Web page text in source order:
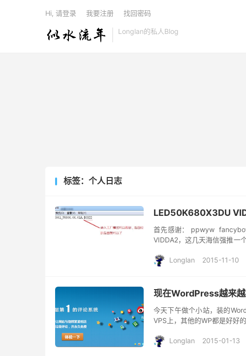
Longlan的私人Blog
Hi, 请登录 我要注册 找回密码
标签：个人日志
LED50K680X3DU
首先感谢： ppwyw
VIDDA2，这几天海信强推一
Longlan 2015-11-10
现在WordPress越来
今天下午做个小站，装的
VPS上，其他的WP都是好好
Longlan 2015-01-13